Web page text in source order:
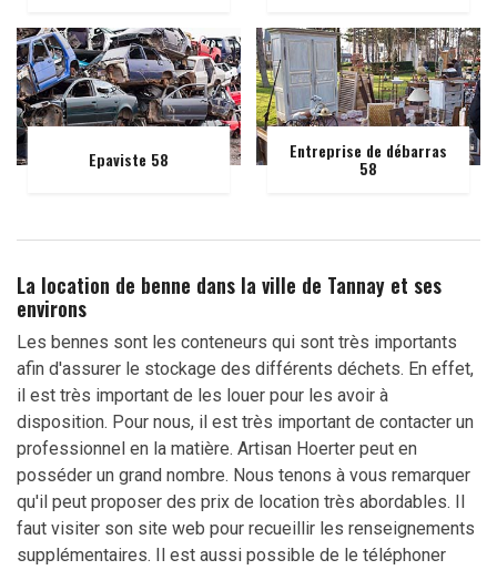
Epaviste 58 Entreprise de débarras
58
La location de benne dans la ville de Tannay et ses
environs
Les bennes sont les conteneurs qui sont très importants
afin d'assurer le stockage des différents déchets. En effet,
il est très important de les louer pour les avoir à
disposition. Pour nous, il est très important de contacter un
professionnel en la matière. Artisan Hoerter peut en
posséder un grand nombre. Nous tenons à vous remarquer
qu'il peut proposer des prix de location très abordables. Il
faut visiter son site web pour recueillir les renseignements
supplémentaires. Il est aussi possible de le téléphoner